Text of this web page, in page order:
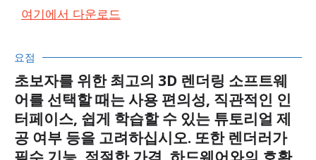
여기에서 다운로드
요점
초보자를 위한 최고의 3D 렌더링 소프트웨
어를 선택할 때는 사용 편의성, 직관적인 인
터페이스, 쉽게 학습할 수 있는 튜토리얼 제
공 여부 등을 고려하십시오. 또한 렌더러가